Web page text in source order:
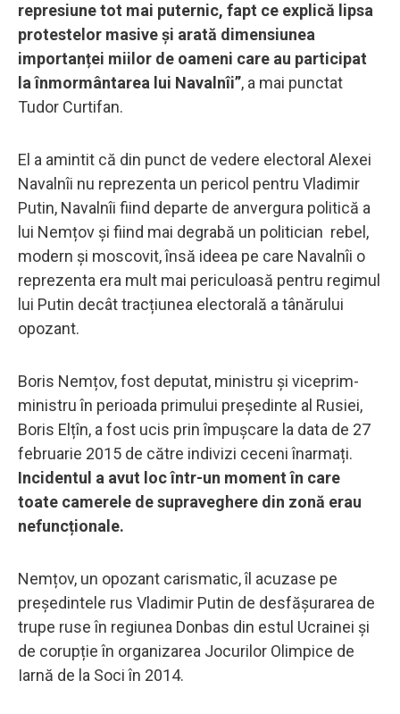
represiune tot mai puternic, fapt ce explică lipsa
protestelor masive și arată dimensiunea
importanței miilor de oameni care au participat
la înmormântarea lui Navalnîi”, a mai punctat
Tudor Curtifan.
El a amintit că din punct de vedere electoral Alexei
Navalnîi nu reprezenta un pericol pentru Vladimir
Putin, Navalnîi fiind departe de anvergura politică a
lui Nemțov și fiind mai degrabă un politician rebel,
modern și moscovit, însă ideea pe care Navalnîi o
reprezenta era mult mai periculoasă pentru regimul
lui Putin decât tracțiunea electorală a tânărului
opozant.
Boris Nemțov, fost deputat, ministru și viceprim-
ministru în perioada primului președinte al Rusiei,
Boris Elțîn, a fost ucis prin împușcare la data de 27
februarie 2015 de către indivizi ceceni înarmați.
Incidentul a avut loc într-un moment în care
toate camerele de supraveghere din zonă erau
nefuncționale.
Nemțov, un opozant carismatic, îl acuzase pe
președintele rus Vladimir Putin de desfășurarea de
trupe ruse în regiunea Donbas din estul Ucrainei și
de corupție în organizarea Jocurilor Olimpice de
Iarnă de la Soci în 2014.